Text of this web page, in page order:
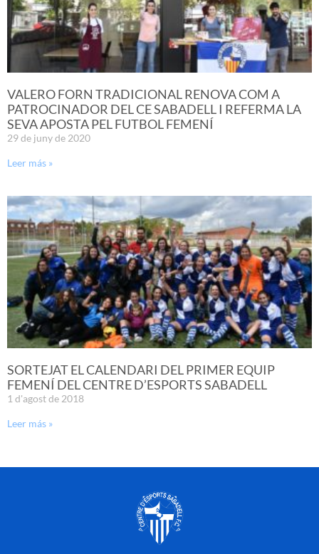
VALERO FORN TRADICIONAL RENOVA COM A
PATROCINADOR DEL CE SABADELL I REFERMA LA
SEVA APOSTA PEL FUTBOL FEMENÍ
29 de juny de 2020
Leer más »
SORTEJAT EL CALENDARI DEL PRIMER EQUIP
FEMENÍ DEL CENTRE D’ESPORTS SABADELL
1 d'agost de 2018
Leer más »